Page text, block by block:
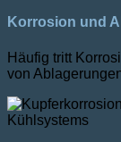
Korrosion und
Häufig tritt
von